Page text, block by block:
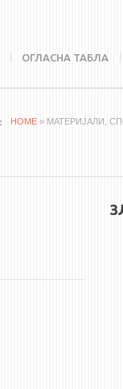
ОГЛАСНА ТАБЛА
HOME » МАТЕРИЈАЛИ,